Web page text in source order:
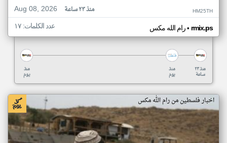
Aug 08, 2026
منذ ٢٣ ساعة HM25TH
رام الله مكس• rmix.ps عدد الكلمات: ١٧
منذ
يوم
منذ
يوم
منذ ٢٣
ساعة
اخبار فلسطين من رام الله مكس